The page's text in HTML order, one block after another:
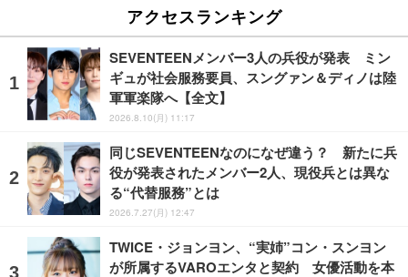
アクセスランキング
SEVENTEENメンバー3人の兵役が発表 ミン
ギュが社会服務要員、スングァン＆ディノは陸
軍軍楽隊へ【全文】
2026.8.10(月) 11:17
同じSEVENTEENなのになぜ違う？ 新たに兵
役が発表されたメンバー2人、現役兵とは異な
る“代替服務”とは
2026.7.27(月) 12:47
TWICE・ジョンヨン、“実姉”コン・スンヨン
が所属するVAROエンタと契約 女優活動を本